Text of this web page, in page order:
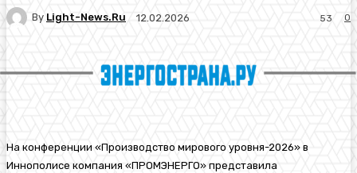
By Light-News.ru 12.02.2026 0
53
На конференции «Производство мирового уровня-2026» в
Иннополисе компания «ПРОМЭНЕРГО» представила